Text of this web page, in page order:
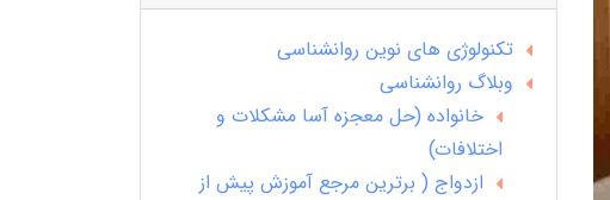
تکنولوژی های نوین روانشناسی
وبلاگ روانشناسی
خانواده (حل معجزه آسا مشکلات و
اختلافات)
ازدواج ( برترین مرجع آموزش پیش از